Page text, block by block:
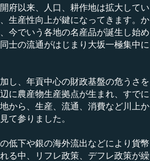
府以来、人口、耕作地は拡大してい
生産性向上が鍵になってきます。か
今でいう各地の名産品が誕生し始め
士の流通がはじまり大坂一極集中に
し、年貢中心の財政基盤の危うさを
に農産物生産拠点が生まれ、すでに
から、生産、流通、消費など川上か
て参りました。
低下や銀の海外流出などにより貨幣
る中、リフレ政策、デフレ政策が繰